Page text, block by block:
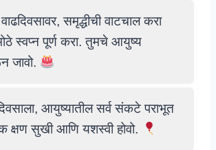
समृद्धीची वाटचाल करा
स्वप्न पूर्ण करा. तुमचे आयुष्य
जावो.
आयुष्यातील सर्व संकटे पराभूत
सुखी आणि यशस्वी होवो.